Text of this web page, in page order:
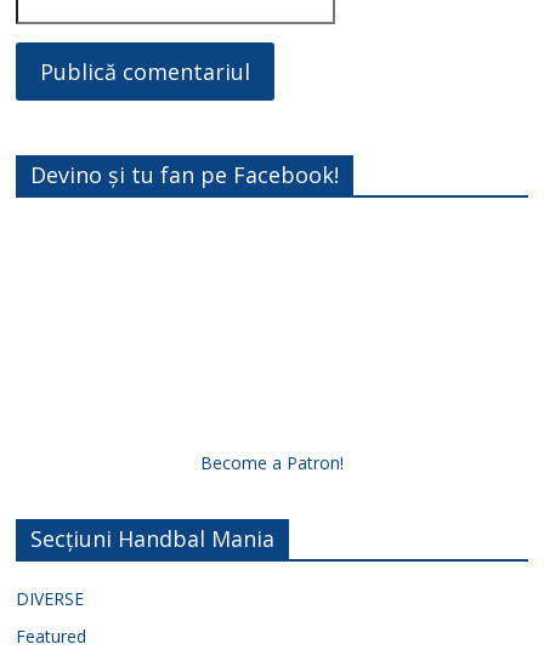
Devino și tu fan pe Facebook!
Become a Patron!
Secțiuni Handbal Mania
DIVERSE
Featured